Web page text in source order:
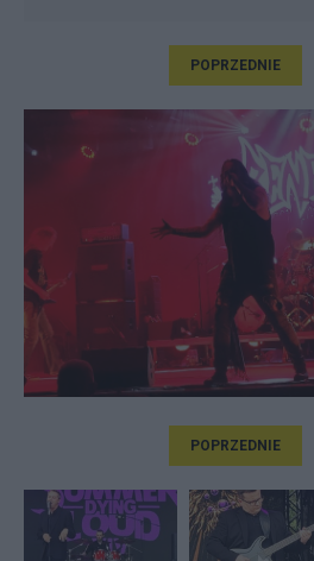
POPRZEDNIE
POPRZEDNIE